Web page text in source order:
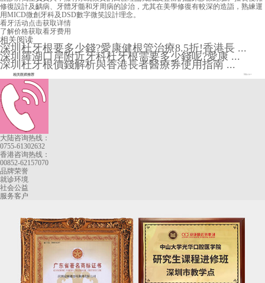
修復設計及齲病、牙體牙髓和牙周病的診治，尤其在美學修復有較深的造詣，熟練運
用MICD微創牙科及DSD數字微笑設計理念。
看牙活动点击获取详情
了解价格获取看牙费用
相关阅读
深圳杜牙根要多少錢?愛康健根管治療8.5折!香港長 ...
深圳羅湖口岸附近牙科杜牙根需要多少錢呢?愛康 ...
深圳杜牙根價錢解析與香港長者醫療券使用指南 ...
相关医师推荐 More+
大陆咨询热线：
0755-61302632
香港咨询热线：
00852-62157070
品牌荣誉
就诊环境
社会公益
服务客户